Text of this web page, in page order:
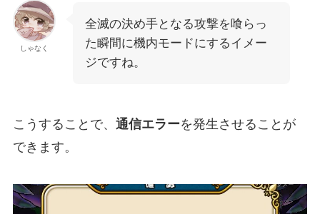
しゃなく
全滅の決め手となる攻撃を喰らっ
た瞬間に機内モードにするイメー
ジですね。
こうすることで、 通信エラーを発生させることが
できます。